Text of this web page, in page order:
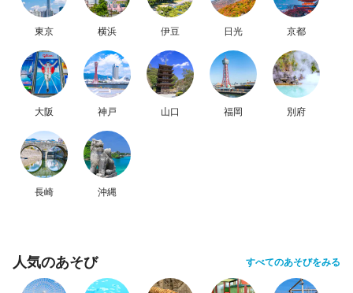
東京 横浜 伊豆 日光 京都
大阪 神戸 山口 福岡 別府
長崎 沖縄
人気のあそび すべてのあそびをみる